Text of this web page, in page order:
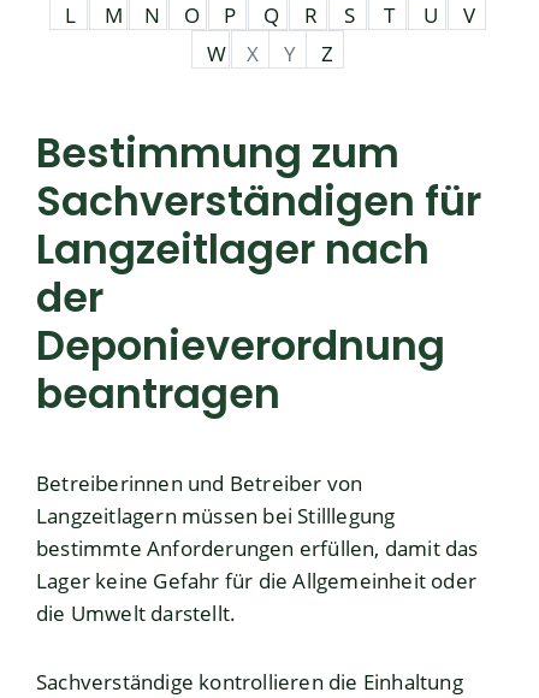
L
M N O P Q R S T U
V
W
X Y Z
Bestimmung zum
Sachverständigen für
Langzeitlager nach
der
Deponieverordnung
beantragen
Betreiberinnen und Betreiber von
Langzeitlagern müssen bei Stilllegung
bestimmte Anforderungen erfüllen, damit das
Lager keine Gefahr für die Allgemeinheit oder
die Umwelt darstellt.
Sachverständige kontrollieren die Einhaltung